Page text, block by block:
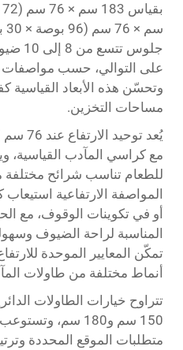
على التوالي، حسب مواصفات
وتحسّن هذه الأبعاد القياسية
مساحات التخزين.
مع كراسي المآدب
للطعام تناسب شرائح مختلفة
المواصفة الارتفاعية
أو في تكوينات الوقوف، مع
المناسبة لراحة الضيوف
تمكّن المعايير الموحدة
أنماط مختلفة من طاولات
تتراوح خيارات الطاولات
متطلبات الموقع المحددة